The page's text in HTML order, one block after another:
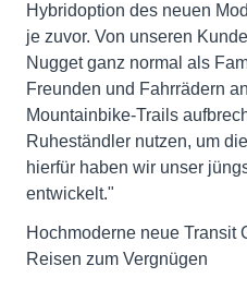
Hybridoption des neuen
je zuvor. Von unseren
Nugget ganz normal als
Freunden und Fahrrädern
Mountainbike-Trails
Ruheständler nutzen, um
hierfür haben wir unser
entwickelt."
Hochmoderne neue Transit
Reisen zum Vergnügen